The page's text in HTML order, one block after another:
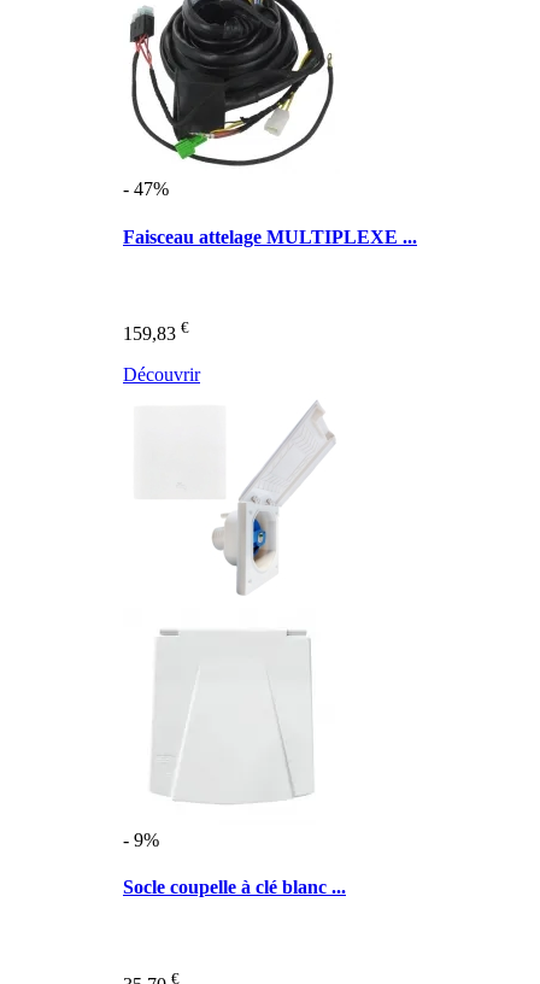
- 47%
Faisceau attelage MULTIPLEXE ...
159,83 €
Découvrir
- 9%
Socle coupelle à clé blanc ...
€